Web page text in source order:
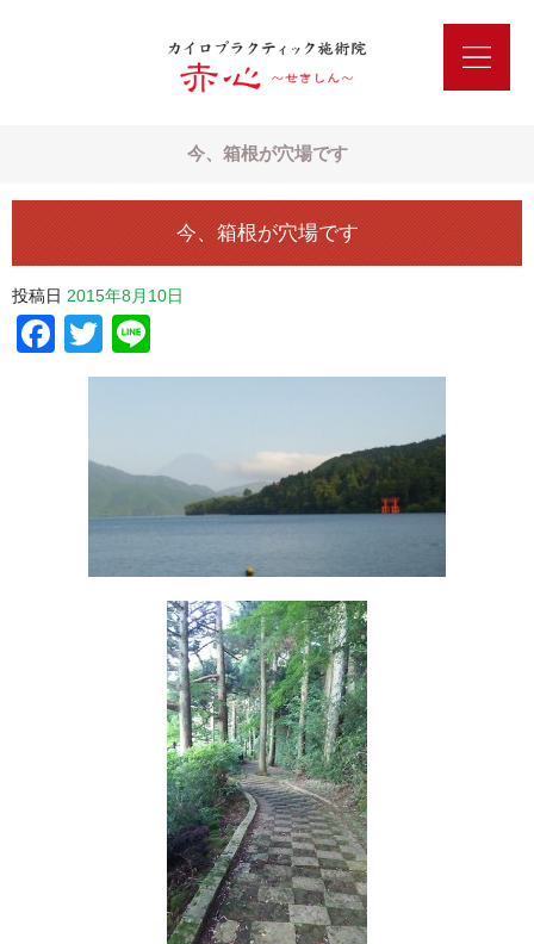
今、箱根が穴場です
今、箱根が穴場です
投稿日 2015年8月10日
Facebook
Twitter